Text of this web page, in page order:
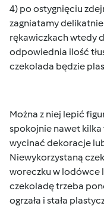
4) po ostygnięciu
zagniatamy
rękawiczkach wtedy
odpowiednia ilość
czekolada będzie
Można z niej lepić
spokojnie nawet kilka
wycinać dekoracje
Niewykorzystaną
woreczku w lodówce
czekoladę trzeba
ogrzała i stała